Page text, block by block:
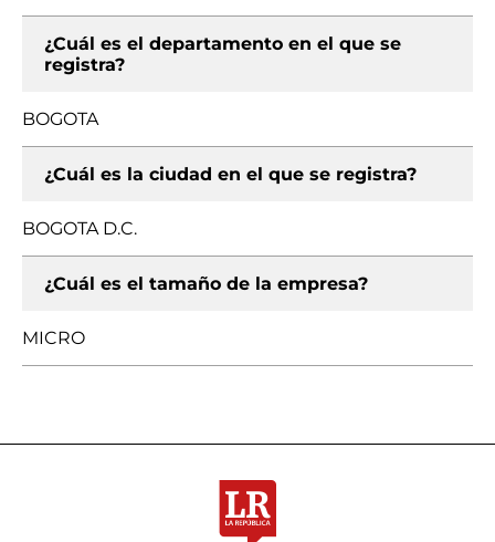
¿Cuál es el departamento en el que se
registra?
BOGOTA
¿Cuál es la ciudad en el que se registra?
BOGOTA D.C.
¿Cuál es el tamaño de la empresa?
MICRO